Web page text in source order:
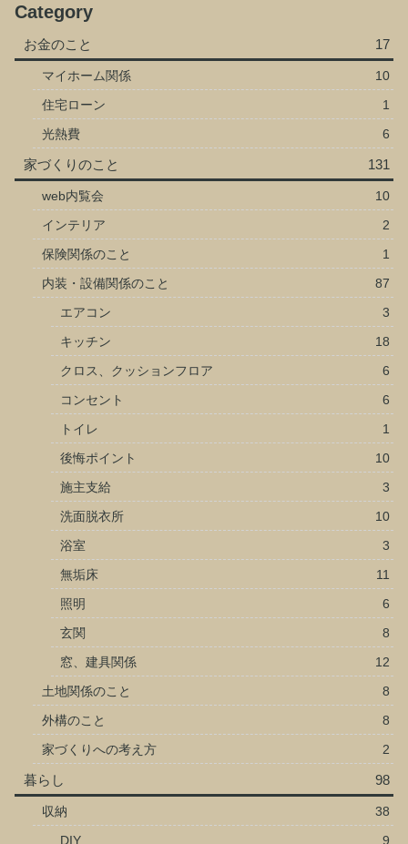
Category
お金のこと 17
マイホーム関係
10
住宅ローン
1
光熱費
6
家づくりのこと 131
web内覧会
10
インテリア
2
保険関係のこと
1
内装・設備関係のこと
87
エアコン
3
キッチン
18
クロス、クッションフロア
6
コンセント
6
トイレ
1
後悔ポイント
10
施主支給
3
洗面脱衣所
10
浴室
3
無垢床
11
照明
6
玄関
8
窓、建具関係
12
土地関係のこと
8
外構のこと
8
家づくりへの考え方
2
暮らし 98
収納
38
DIY
9